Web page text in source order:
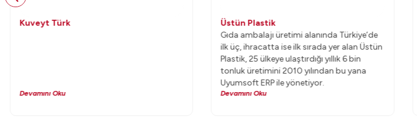
Kuveyt Türk
Devamını Oku
Üstün Plastik
Gıda ambalajı üretimi alanında Türkiye’de
ilk üç, ihracatta ise ilk sırada yer alan Üstün
Plastik, 25 ülkeye ulaştırdığı yıllık 6 bin
tonluk üretimini 2010 yılından bu yana
Uyumsoft ERP ile yönetiyor.
Devamını Oku